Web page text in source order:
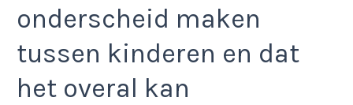
onderscheid maken
tussen kinderen en dat
het overal kan